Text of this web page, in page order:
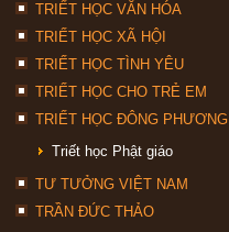
TRIẾT HỌC VĂN HÓA
TRIẾT HỌC XÃ HỘI
TRIẾT HỌC TÌNH YÊU
TRIẾT HỌC CHO TRẺ EM
TRIẾT HỌC ĐÔNG PHƯƠNG
Triết học Phật giáo
TƯ TƯỞNG VIỆT NAM
TRẦN ĐỨC THẢO